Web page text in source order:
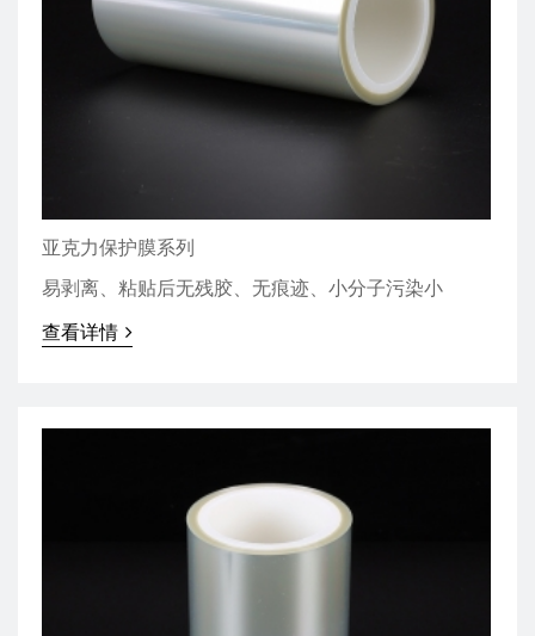
亚克力保护膜系列
易剥离、粘贴后无残胶、无痕迹、小分子污染小
查看详情